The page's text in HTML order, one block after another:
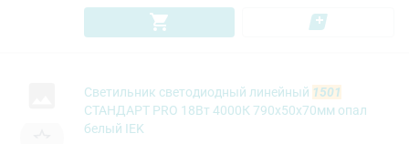
Светильник светодиодный линейный 1501
СТАНДАРТ PRO 18Вт 4000К 790х50х70мм опал
белый IEK